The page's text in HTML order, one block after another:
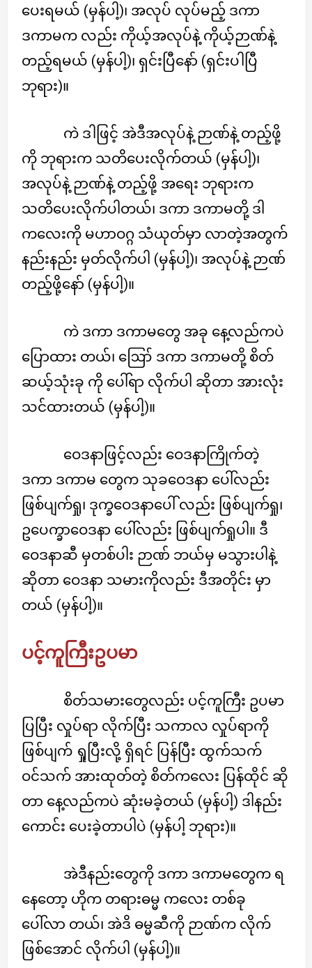
ပေးရမယ် (မှန်ပါ့)၊ အလုပ် လုပ်မည့် ဒကာ
ဒကာမက လည်း ကိုယ့်အလုပ်နဲ့ ကိုယ့်ဉာဏ်နဲ့
တည့်ရမယ် (မှန်ပါ့)၊ ရှင်းပြီနော် (ရှင်းပါပြီ
ဘုရား)။
ကဲ ဒါဖြင့် အဲဒီအလုပ်နဲ့ ဉာဏ်နဲ့ တည့်ဖို့
ကို ဘုရားက သတိပေးလိုက်တယ် (မှန်ပါ့)၊
အလုပ်နဲ့ ဉာဏ်နဲ့ တည့်ဖို့ အရေး ဘုရားက
သတိပေးလိုက်ပါတယ်၊ ဒကာ ဒကာမတို့ ဒါ
ကလေးကို မဟာဝဂ္ဂ သံယုတ်မှာ လာတဲ့အတွက်
နည်းနည်း မှတ်လိုက်ပါ (မှန်ပါ့)၊ အလုပ်နဲ့ ဉာဏ်
တည့်ဖို့နော် (မှန်ပါ့)။
ကဲ ဒကာ ဒကာမတွေ အခု နေ့လည်ကပဲ
ပြောထား တယ်၊ ဪ ဒကာ ဒကာမတို့ စိတ်
ဆယ့်သုံးခု ကို ပေါ်ရာ လိုက်ပါ ဆိုတာ အားလုံး
သင်ထားတယ် (မှန်ပါ့)။
ဝေဒနာဖြင့်လည်း ဝေဒနာကြိုက်တဲ့
ဒကာ ဒကာမ တွေက သုခဝေဒနာ ပေါ်လည်း
ဖြစ်ပျက်ရှု၊ ဒုက္ခဝေဒနာပေါ် လည်း ဖြစ်ပျက်ရှု၊
ဥပေက္ခာဝေဒနာ ပေါ်လည်း ဖြစ်ပျက်ရှုပါ။ ဒီ
ဝေဒနာဆီ မှတစ်ပါး ဉာဏ် ဘယ်မှ မသွားပါနဲ့
ဆိုတာ ဝေဒနာ သမားကိုလည်း ဒီအတိုင်း မှာ
တယ် (မှန်ပါ့)။
ပင့်ကူကြီးဥပမာ
စိတ်သမားတွေလည်း ပင့်ကူကြီး ဥပမာ
ပြပြီး လှုပ်ရာ လိုက်ပြီး သကာလ လှုပ်ရာကို
ဖြစ်ပျက် ရှုပြီးလို့ ရှိရင် ပြန်ပြီး ထွက်သက်
ဝင်သက် အားထုတ်တဲ့ စိတ်ကလေး ပြန်ထိုင် ဆို
တာ နေ့လည်ကပဲ ဆုံးမခဲ့တယ် (မှန်ပါ့) ဒါနည်း
ကောင်း ပေးခဲ့တာပါပဲ (မှန်ပါ့ ဘုရား)။
အဲဒီနည်းတွေကို ဒကာ ဒကာမတွေက ရ
နေတော့ ဟိုက တရားဓမ္မ ကလေး တစ်ခု
ပေါ်လာ တယ်၊ အဲဒိ ဓမ္မဆီကို ဉာဏ်က လိုက်
ဖြစ်အောင် လိုက်ပါ (မှန်ပါ့)။